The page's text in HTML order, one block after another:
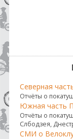
Северная
Отчёты о
Южная часть
Отчёты о
Слбодзея,
СМИ о